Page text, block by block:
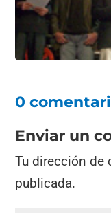
0
Enviar un
Tu dirección de
publicada.